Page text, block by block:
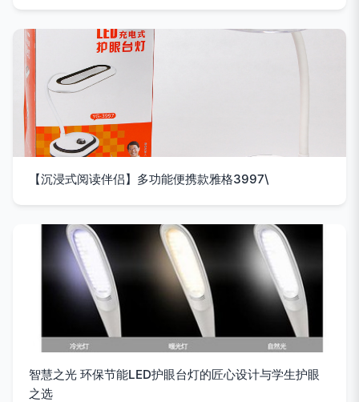
【沉浸式阅读伴侣】多功能便携款雅格3997\
智慧之光 环保节能LED护眼台灯的匠心设计与学生护眼
之选